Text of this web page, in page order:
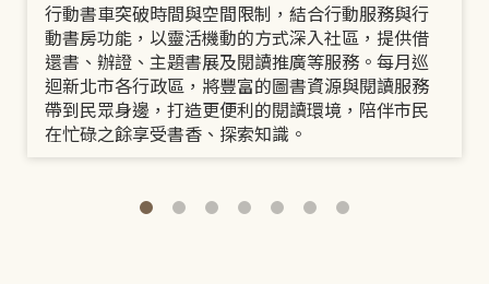
行動書車突破時間與空間限制，結合行動服務與行
動書房功能，以靈活機動的方式深入社區，提供借
還書、辦證、主題書展及閱讀推廣等服務。每月巡
迴新北市各行政區，將豐富的圖書資源與閱讀服務
帶到民眾身邊，打造更便利的閱讀環境，陪伴市民
在忙碌之餘享受書香、探索知識。